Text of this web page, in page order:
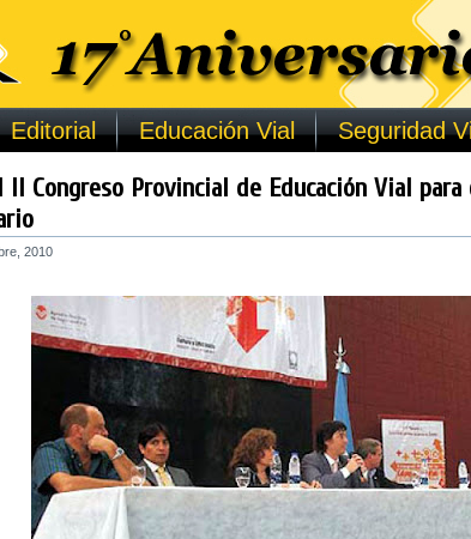
Editorial Educación Vial Seguridad
II Congreso Provincial de Educación Vial
2010